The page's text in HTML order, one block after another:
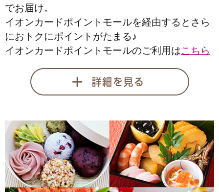
でお届け。
イオンカードポイントモールを経由するとさら
におトクにポイントがたまる♪
イオンカードポイントモールのご利用はこちら